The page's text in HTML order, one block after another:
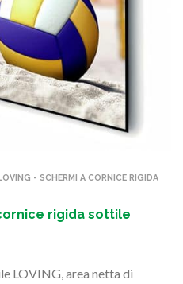
- SCHERMI A CORNICE RIGIDA
rigida sottile
LOVING, area netta di